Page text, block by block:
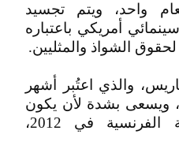
بعام واحد، ويتم تجسيد
أمريكي باعتباره
الشواذ والمثليين.
والذي اعتُبر أشهر
ويسعى بشدة لأن يكون
ضمن مرشحي الرئاسة الفرنسية في 2012،